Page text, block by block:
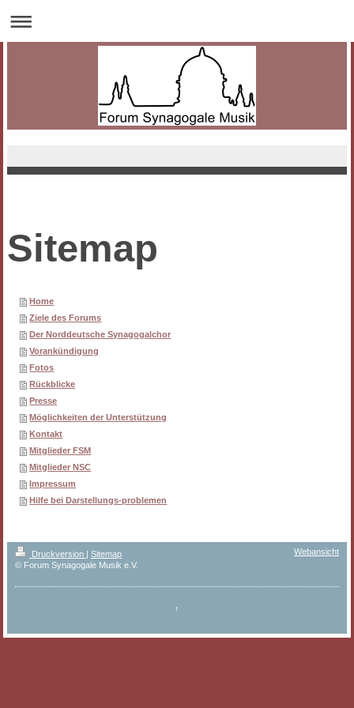
Sitemap
Home
Ziele des Forums
Der Norddeutsche Synagogalchor
Vorankündigung
Fotos
Rückblicke
Presse
Möglichkeiten der Unterstützung
Kontakt
Mitglieder FSM
Mitglieder NSC
Impressum
Hilfe bei Darstellungs-problemen
Druckversion
Sitemap
© Forum Synagogale Musik e.V.
Webansicht
↑